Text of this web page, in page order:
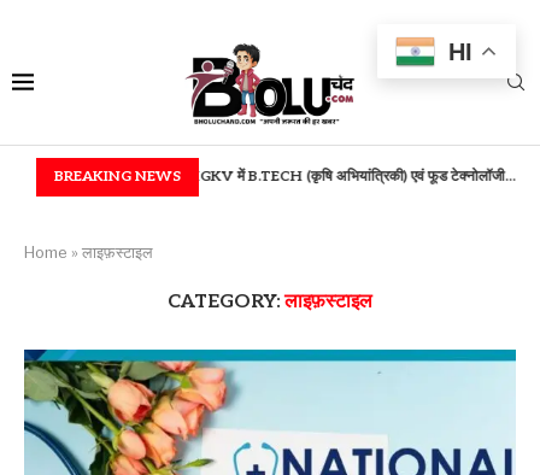
BREAKING NEWS
IGKV में B.TECH (कृषि अभियांत्रिकी) एवं फूड टेक्नोलॉजी... बस्तर में उच्च शिक्षा की
Home » लाइफ़स्टाइल
CATEGORY: लाइफ़स्टाइल
HI